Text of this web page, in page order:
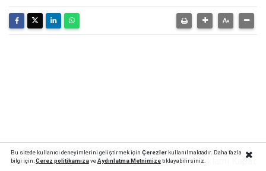
Bu sitede kullanıcı deneyimlerini geliştirmek için Çerezlerkullanılmaktadır. Daha fazla
bilgi için;Çerez politikamızaveAydınlatma Metnimizetıklayabilirsiniz.Reklamı Kapat